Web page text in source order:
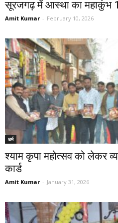
सूरजगढ़ में आस्था का महाकुंभ
Amit Kumar - February 10, 2026
धर्म
श्याम कृपा महोत्सव को लेकर
कार्ड
Amit Kumar - January 31, 2026